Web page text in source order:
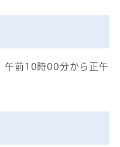
午前10時00分から正午